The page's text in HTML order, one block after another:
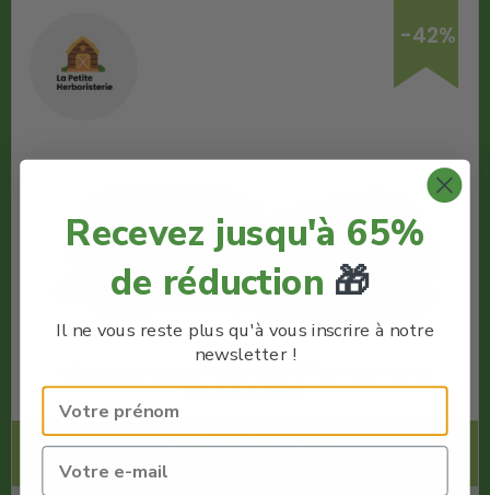
-42%
Herboristerie
Code Promo -42% :
LACREMEDUCBD
Recevez jusqu'à 65%
de réduction 🎁
Il ne vous reste plus qu'à vous inscrire à notre
newsletter !